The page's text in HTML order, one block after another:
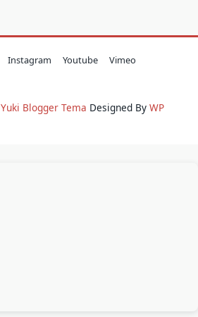
Instagram Youtube
Vimeo
Yuki Blogger Tema Designed By WP